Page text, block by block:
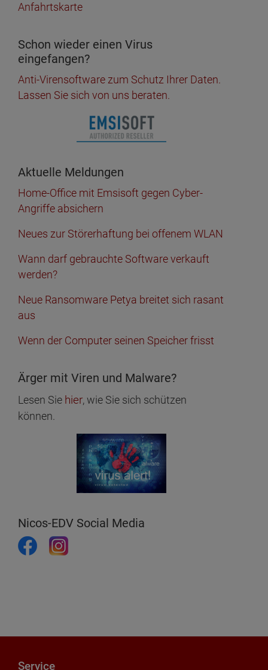
Anfahrtskarte
Schon wieder einen Virus
eingefangen?
Anti-Virensoftware zum Schutz Ihrer Daten.
Lassen Sie sich von uns beraten.
Aktuelle Meldungen
Home-Office mit Emsisoft gegen Cyber-
Angriffe absichern
Neues zur Störerhaftung bei offenem WLAN
Wann darf gebrauchte Software verkauft
werden?
Neue Ransomware Petya breitet sich rasant
aus
Wenn der Computer seinen Speicher frisst
Ärger mit Viren und Malware?
Lesen Sie hier, wie Sie sich schützen
können.
Nicos-EDV Social Media
Service